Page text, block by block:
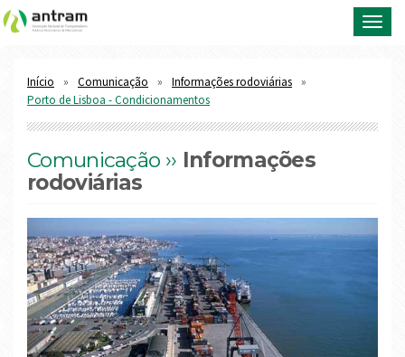
Início Comunicação
Informações rodoviárias
Porto de Lisboa - Condicionamentos
Comunicação ›› Informações
rodoviárias